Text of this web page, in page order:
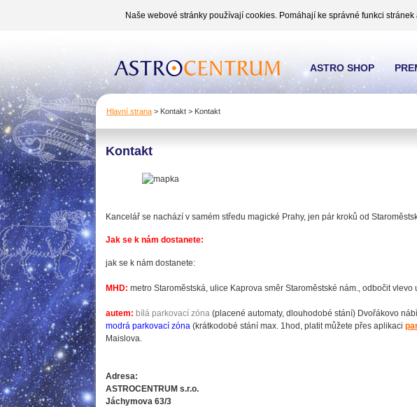
Naše webové stránky používají cookies. Pomáhají ke správné funkci
Hlavní strana > Kontakt > Kontakt
Kontakt
Kancelář se nachází v samém středu magické Prahy, jen pár kroků od
Jak se k nám dostanete:
jak se k nám dostanete:
MHD: metro Staroměstská, ulice Kaprova směr Staroměstské nám., odbočit
autem: bílá parkovací zóna (placené automaty, dlouhodobé stání) Dvořákovo
modrá parkovací zóna (krátkodobé stání max. 1hod, platit můžete přes aplikaci
Maislova.
Adresa:
ASTROCENTRUM s.r.o.
Jáchymova 63/3
ASTRO SHOP